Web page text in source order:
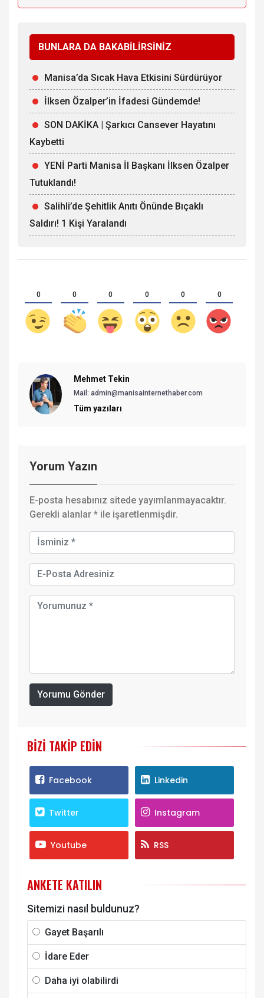
BUNLARA DA BAKABİLİRSİNİZ
Manisa’da Sıcak Hava Etkisini Sürdürüyor
İlksen Özalper’in İfadesi Gündemde!
SON DAKİKA | Şarkıcı Cansever Hayatını
Kaybetti
YENİ Parti Manisa İl Başkanı İlksen Özalper
Tutuklandı!
Salihli’de Şehitlik Anıtı Önünde Bıçaklı
Saldırı! 1 Kişi Yaralandı
0 0 0 0 0 0
Mehmet Tekin
Mail: admin@manisainternethaber.com
Tüm yazıları
Yorum Yazın
E-posta hesabınız sitede yayımlanmayacaktır.
Gerekli alanlar * ile işaretlenmişdir.
Yorumu Gönder
BIZI TAKIP EDIN
Facebook Linkedin
Twitter Instagram
Youtube RSS
ANKETE KATILIN
Sitemizi nasıl buldunuz?
Gayet Başarılı
İdare Eder
Daha iyi olabilirdi